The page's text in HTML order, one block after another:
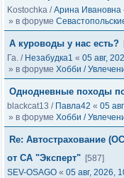
Kostochka /Арина Ивановна
» в форуме
А куроводы у нас есть?
Га. / Незабудка1 « 05 авг,
» в форуме Хобби /
Однодневные походы
blackcat13 / Павла42 « 05
» в форуме Хобби /
Re: Автострахование
от СА "Эксперт" [587]
SEV-OSAGO « 05 авг, 2026,